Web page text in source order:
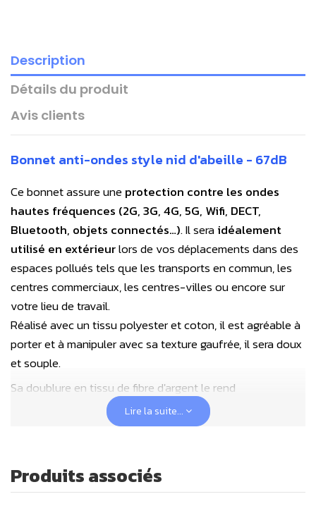
Description
Détails du produit
Avis clients
Bonnet anti-ondes style nid d'abeille - 67dB
Ce bonnet assure uneprotection contre les ondes
hautes fréquences (2G, 3G, 4G, 5G, Wifi, DECT,
Bluetooth, objets connectés…). Il seraidéalement
utilisé en extérieurlors de vos déplacements dans des
espaces pollués tels que les transports en commun, les
centres commerciaux, les centres-villes ou encore sur
votre lieu de travail.
Réalisé avec un tissu polyester et coton, il est agréable à
porter et à manipuler avec sa texture gaufrée, il sera doux
et souple.
Sa doublure en tissu de fibre d'argent le rend
particulièrement efficace tout autour de votre tête.
électromagnétiquesqui arrivent des côtés et aussi
préserver la glande pinéale. Il couvre jusque sous le
Lire la suite...
Produits associés